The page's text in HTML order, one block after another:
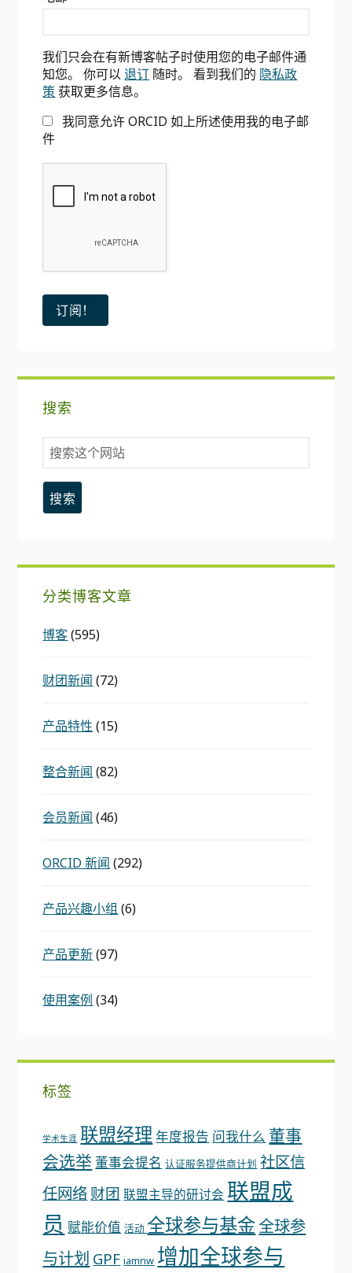
新
我们只会在有新博客帖子时使用您的电子邮件通
知您。 你可以退订 随时。 看到我们的 隐私政
策 获取更多信息。
我同意允许 ORCID 如上所述使用我的电子邮
件
搜索
搜
索
这
个
分类博客文章
博客(595)
财团新闻 (72)
产品特性 (15)
整合新闻 (82)
会员新闻 (46)
ORCID 新闻 (292)
产品兴趣小组 (6)
产品更新(97)
使用案例 (34)
标签
学术生涯 联盟经理 年度报告 问我什么 董事
会选举 董事会提名 认证服务提供商计划 社区信
任网络 财团 联盟主导的研讨会 联盟成
员 赋能价值 活动全球参与基金全球参
与计划 GPF iamnw 增加全球参与